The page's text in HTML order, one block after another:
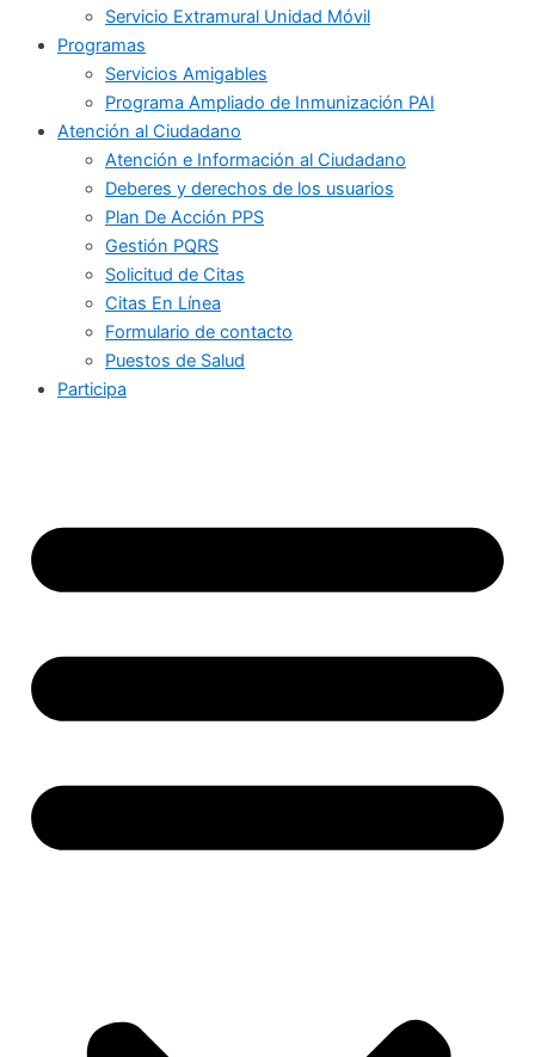
Servicio Extramural Unidad Móvil
Programas
Servicios Amigables
Programa Ampliado de Inmunización PAI
Atención al Ciudadano
Atención e Información al Ciudadano
Deberes y derechos de los usuarios
Plan De Acción PPS
Gestión PQRS
Solicitud de Citas
Citas En Línea
Formulario de contacto
Puestos de Salud
Participa